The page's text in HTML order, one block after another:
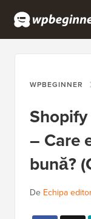
WPBEGINNER
– Care
bună?
De Echipa